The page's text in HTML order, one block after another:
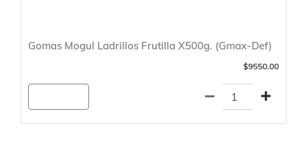
Gomas Mogul Ladrillos Frutilla X500g. (Gmax-Def)
$9550.00